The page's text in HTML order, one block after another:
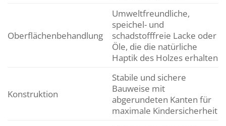
Oberflächenbehandlung
Umweltfreundliche,
speichel- und
schadstofffreie Lacke oder
Öle, die die natürliche
Haptik des Holzes erhalten
Konstruktion
Stabile und sichere
Bauweise mit
abgerundeten Kanten für
maximale Kindersicherheit